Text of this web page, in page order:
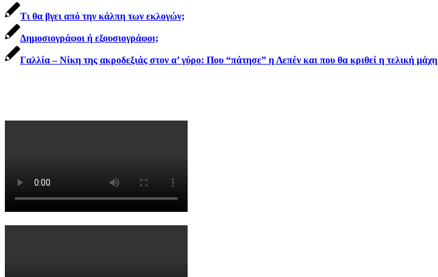
Τι θα βγει από την κάλπη των εκλογών;
Δημοσιογράφοι ή εξουσιογράφοι;
Γαλλία – Νίκη της ακροδεξιάς στον α’ γύρο: Που “πάτησε” η Λεπέν και που θα κριθεί η τελική μάχη